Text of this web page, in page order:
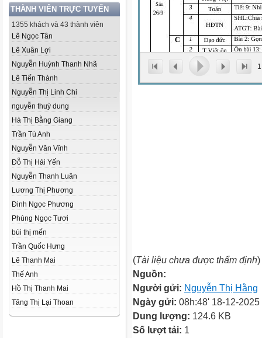
THÀNH VIÊN TRỰC TUYẾN
1355 khách và 43 thành viên
Lê Ngọc Tân
Lê Xuân Lợi
Nguyễn Huỳnh Thanh Nhã
Lê Tiến Thành
Nguyễn Thị Linh Chi
nguyễn thuỳ dung
Hà Thị Bằng Giang
Trần Tú Anh
Nguyễn Văn Vĩnh
Đỗ Thị Hải Yến
Nguyễn Thanh Luân
Lương Thị Phương
Đinh Ngọc Phương
Phùng Ngọc Tươi
bùi thị mến
Trần Quốc Hưng
Lê Thanh Mai
Thế Anh
Hồ Thị Thanh Mai
Tăng Thị Lại Thoan
1
(Tài liệu chưa được thẩm định)
Nguồn:
Người gửi: Nguyễn Thị Hằng
Ngày gửi: 08h:48' 18-12-2025
Dung lượng: 124.6 KB
Số lượt tải: 1